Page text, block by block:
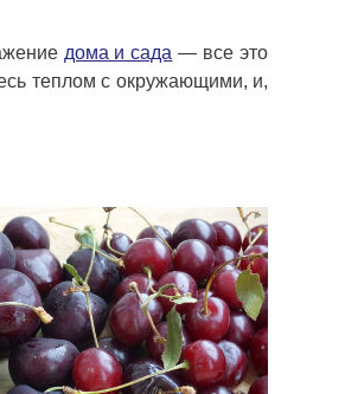
дома и сада — все это
теплом с окружающими, и,